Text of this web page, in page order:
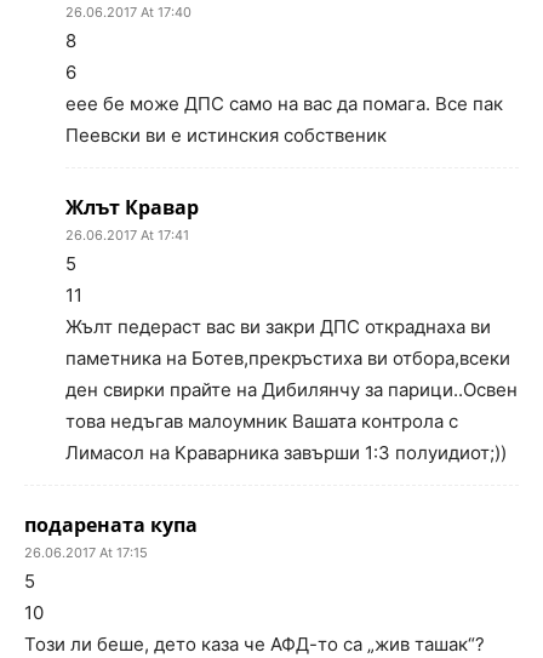
26.06.2017 At 17:40
8
6
еее бе може ДПС само на вас да помага. Все пак
Пеевски ви е истинския собственик
Жлът Кравар
26.06.2017 At 17:41
5
11
Жълт педераст вас ви закри ДПС откраднаха ви
паметника на Ботев,прекръстиха ви отбора,всеки
ден свирки прайте на Дибилянчу за парици..Освен
това недъгав малоумник Вашата контрола с
Лимасол на Краварника завърши 1:3 полуидиот;))
подарената купа
26.06.2017 At 17:15
5
10
Този ли беше, дето каза че АФД-то са „жив ташак“?